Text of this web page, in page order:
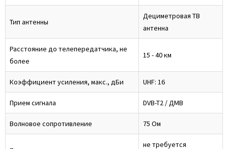
Тип антенны
Дециметровая ТВ
антенна
Расстояние до телепередатчика, не
более
15 - 40 км
Коэффициент усиления, макс., дБи UHF: 16
Прием сигнала DVB-T2 / ДМВ
Волновое сопротивление 75 Ом
не требуется